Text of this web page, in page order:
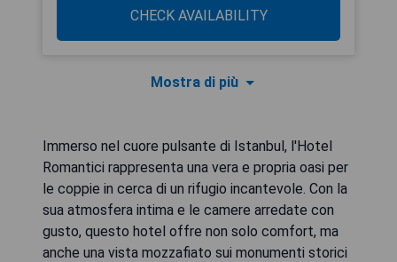
CHECK AVAILABILITY
Mostra di più
Immerso nel cuore pulsante di Istanbul, l'Hotel
Romantici rappresenta una vera e propria oasi per
le coppie in cerca di un rifugio incantevole. Con la
sua atmosfera intima e le camere arredate con
gusto, questo hotel offre non solo comfort, ma
anche una vista mozzafiato sui monumenti storici